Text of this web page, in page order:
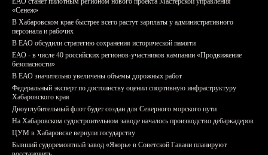
«Сенеж»
В Хабаровском крае быстрее всего растут зарплаты у административного
персонала и рабочих
В ЕАО обсудили стратегию сохранения исторической памяти
ЕАО - в числе 40 российских регионов-участников кампании «Продвижение
безопасности»
В ЕАО значительно увеличены объемы дорожных работ
Федеральный эксперт по достоинству оценил спортивную инфраструктуру
Хабаровского края
Дноуглубительный флот будет создан для Северного морского пути
На Хабаровском судостроительном заводе началось производство дебаркадеров
ЦУМ в Хабаровске вернули государству
Бывший судоремонтный завод «Якорь» в Советской Гавани планируют